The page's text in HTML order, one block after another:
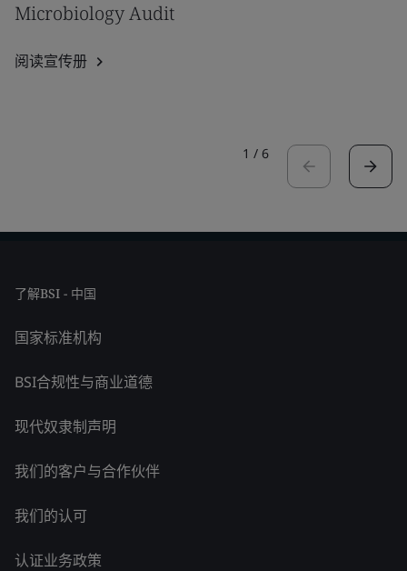
Microbiology Audit
阅读宣传册
1 / 6
了解BSI - 中国
国家标准机构
BSI合规性与商业道德
现代奴隶制声明
我们的客户与合作伙伴
我们的认可
认证业务政策